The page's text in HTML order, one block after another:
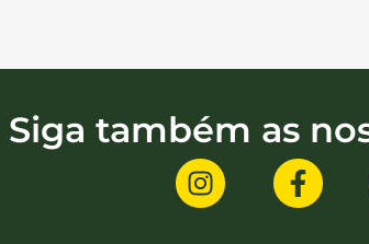
Siga também as